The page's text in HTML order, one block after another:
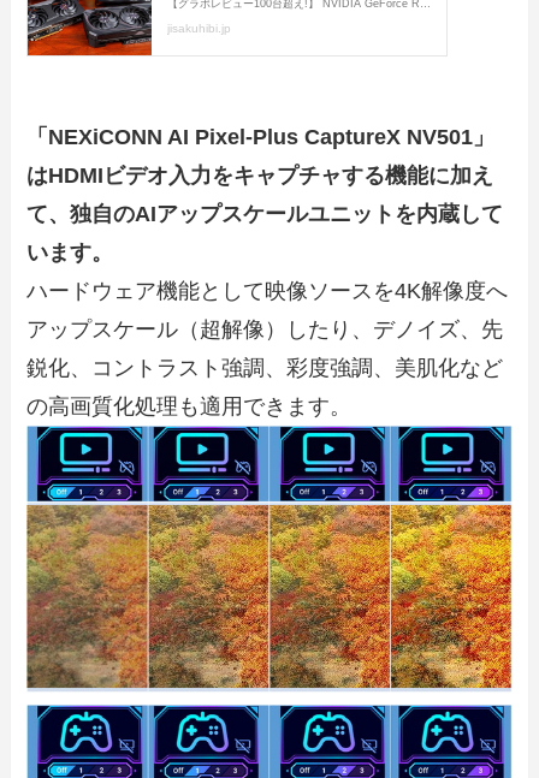
「NEXiCONN AI Pixel-Plus CaptureX NV501」
はHDMIビデオ入力をキャプチャする機能に加え
て、独自のAIアップスケールユニットを内蔵して
います。
ハードウェア機能として映像ソースを4K解像度へ
アップスケール（超解像）したり、デノイズ、先
鋭化、コントラスト強調、彩度強調、美肌化など
の高画質化処理も適用できます。